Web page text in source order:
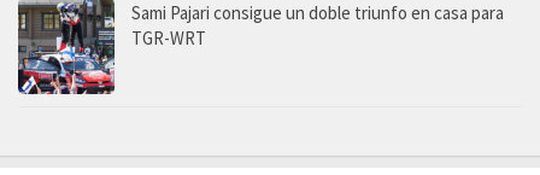
Sami Pajari consigue un doble triunfo en casa para
TGR-WRT